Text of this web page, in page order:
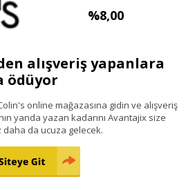
%8,00
alışveriş yapanlara
ödüyor
online mağazasına gidin ve alışveriş
yanda yazan kadarını Avantajix size
daha da ucuza gelecek.